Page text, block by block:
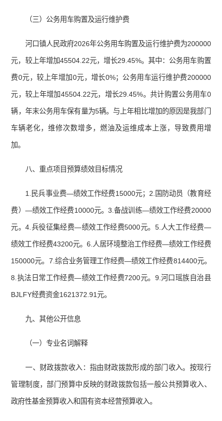
（三）公务用车购置及运行维护费
河口镇人民政府2026年公务用车购置及运行维护费为200000
元，较上年增加45504.22元，增长29.45%。其中：公务用车购置
费0元，较上年增加0元，增长0%；公务用车运行维护费200000
元，较上年增加45504.22元，增长29.45%。共计购置公务用车0
辆，年末公务用车保有量为5辆。与上年相比增加的原因是我部门
车辆老化，维修次数增多，燃油及运维成本上涨，导致费用增
加。
八、重点项目预算绩效目标情况
1.民兵事业费—绩效工作经费15000元；2.国防动员（教育经
费）—绩效工作经费10000元。3.备战训练—绩效工作经费20000
元。4.兵役征集经费—绩效工作经费5000元。5.人大工作经费—
绩效工作经费43200元。6.人居环境整治工作经费—绩效工作经费
150000元。7.综合业务管理工作经费—绩效工作经费814400元。
8.执法日常工作经费—绩效工作经费7200元。9.河口瑶族自治县
BJLFY经费资金1621372.91元。
九、其他公开信息
（一）专业名词解释
一、财政拨款收入：指由财政拨款形成的部门收入。按现行
管理制度，部门预算中反映的财政拨款包括一般公共预算收入、
政府性基金预算收入和国有资本经营预算收入。